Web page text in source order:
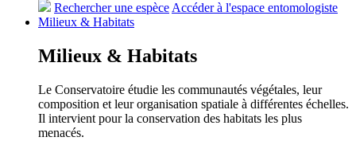
Rechercher une espèce Accéder à l'espace entomologiste
Milieux & Habitats
Milieux & Habitats
Le Conservatoire étudie les communautés végétales, leur
composition et leur organisation spatiale à différentes échelles.
Il intervient pour la conservation des habitats les plus
menacés.